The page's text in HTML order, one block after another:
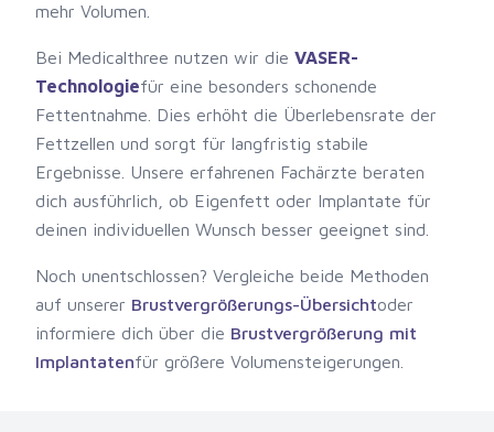
mehr Volumen.
Bei Medicalthree nutzen wir die VASER-
Technologiefür eine besonders schonende
Fettentnahme. Dies erhöht die Überlebensrate der
Fettzellen und sorgt für langfristig stabile
Ergebnisse. Unsere erfahrenen Fachärzte beraten
dich ausführlich, ob Eigenfett oder Implantate für
deinen individuellen Wunsch besser geeignet sind.
Noch unentschlossen? Vergleiche beide Methoden
auf unserer Brustvergrößerungs-Übersichtoder
informiere dich über die Brustvergrößerung mit
Implantatenfür größere Volumensteigerungen.